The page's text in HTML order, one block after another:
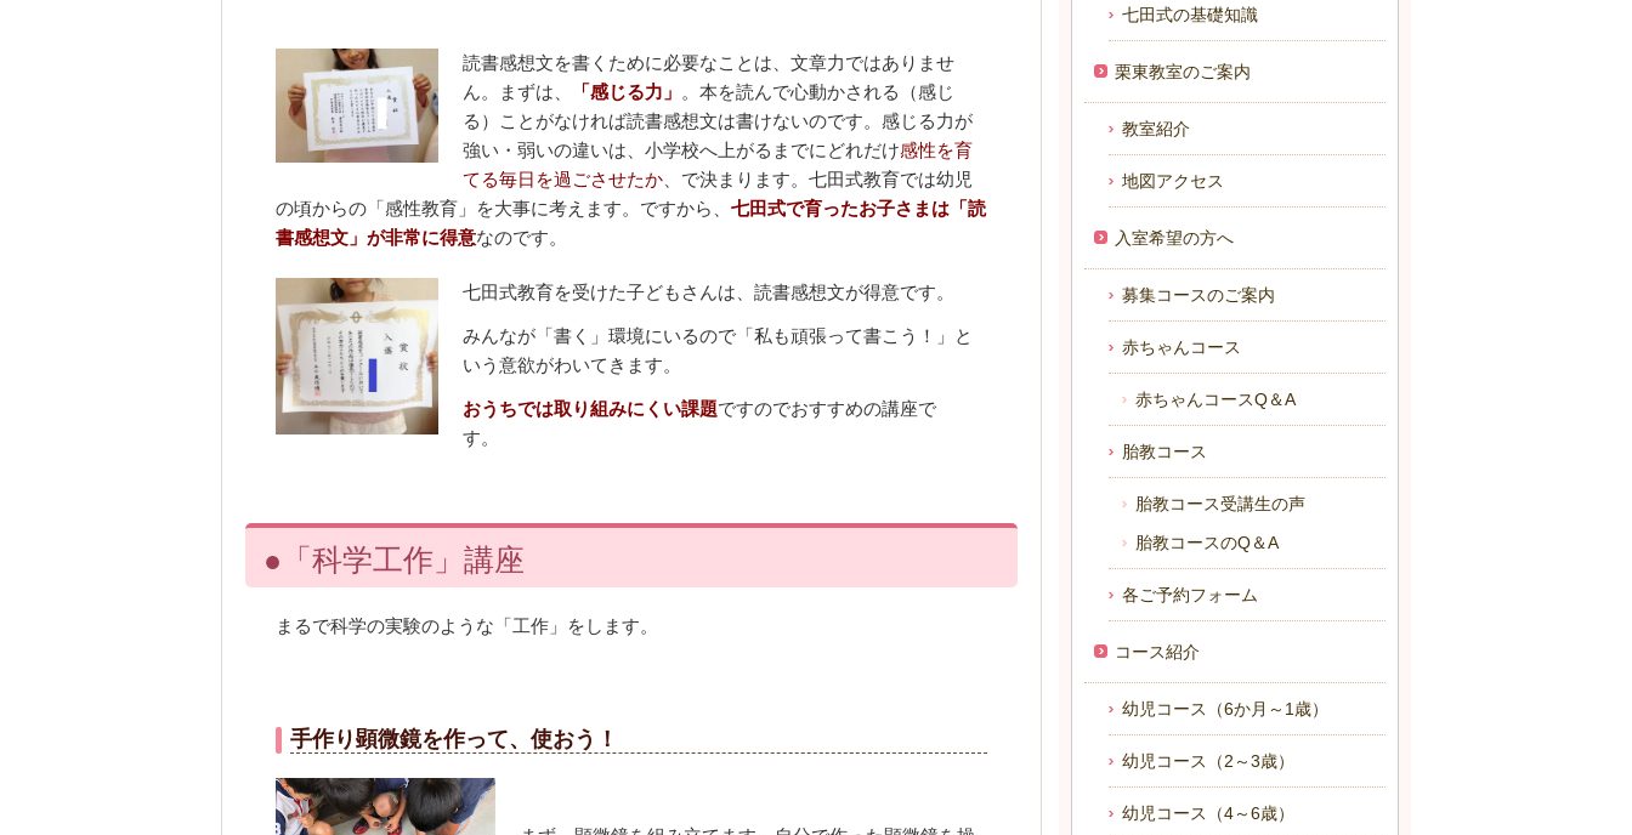
読書感想文を書くために必要なことは、文章力ではありませ
ん。
まずは、 「感じる力」 。本を読んで心動かされる（感じ
る）ことがなければ読書感想文は書けないのです。感じる力が
強い・弱いの違いは、 小学校へ上がるまでにどれだけ感性を育
てる毎日を過ごさせたか 、で決まります。七田式教育では幼児
の頃からの「感性教育」を大事に考えます。ですから、 七田式で育ったお子さまは「読
書感想文」が非常に得意なのです。
七田式教育を受けた子どもさんは、読書感想文が得意です。
みんなが「書く」環境にいるので「私も頑張って書こう！」と
いう意欲がわいてきます。
おうちでは取り組みにくい課題ですのでおすすめの講座で
す。
●「科学工作」講座
まるで科学の実験のような「工作」をします。
手作り顕微鏡を作って、使おう！
七田式の基礎知識
栗東教室のご案内
教室紹介
地図アクセス
入室希望の方へ
募集コースのご案内
赤ちゃんコース
赤ちゃんコースQ＆A
胎教コース
胎教コース受講生の声
胎教コースのQ＆A
各ご予約フォーム
コース紹介
幼児コース（6か月～1歳）
幼児コース（2～3歳）
幼児コース（4～6歳）